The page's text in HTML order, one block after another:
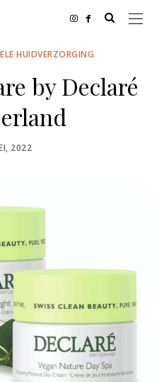
HUIDVERZORGING
by Declaré
2022